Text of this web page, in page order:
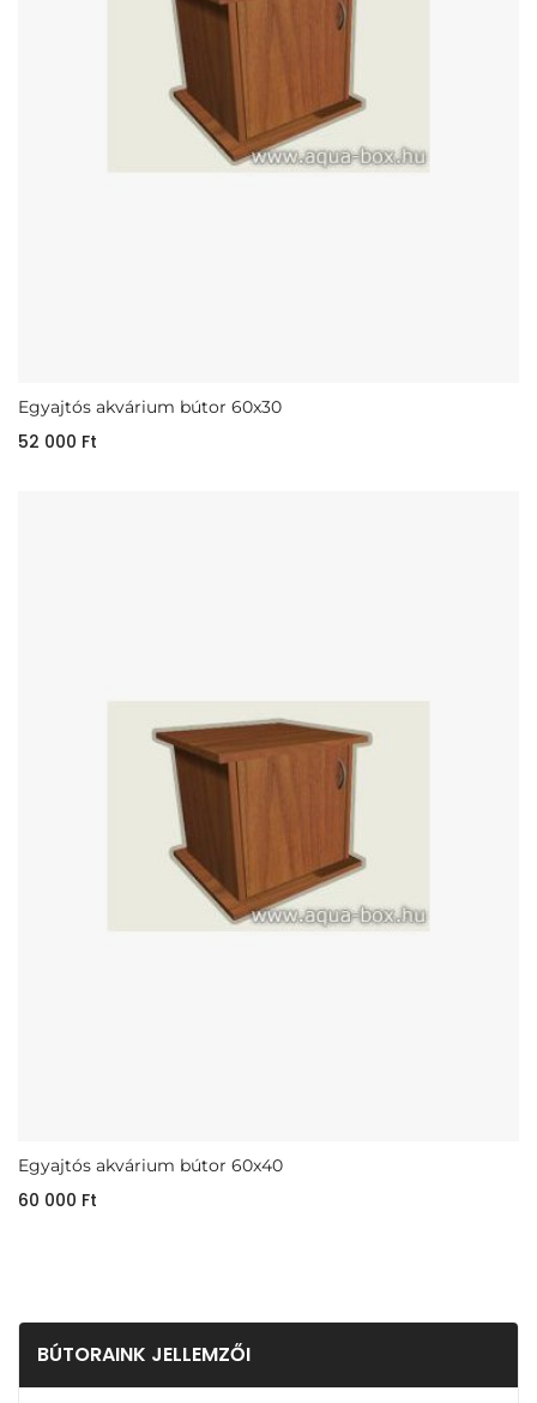
Egyajtós akvárium bútor 60x30
52 000 Ft
Egyajtós akvárium bútor 60x40
60 000 Ft
BÚTORAINK JELLEMZŐI